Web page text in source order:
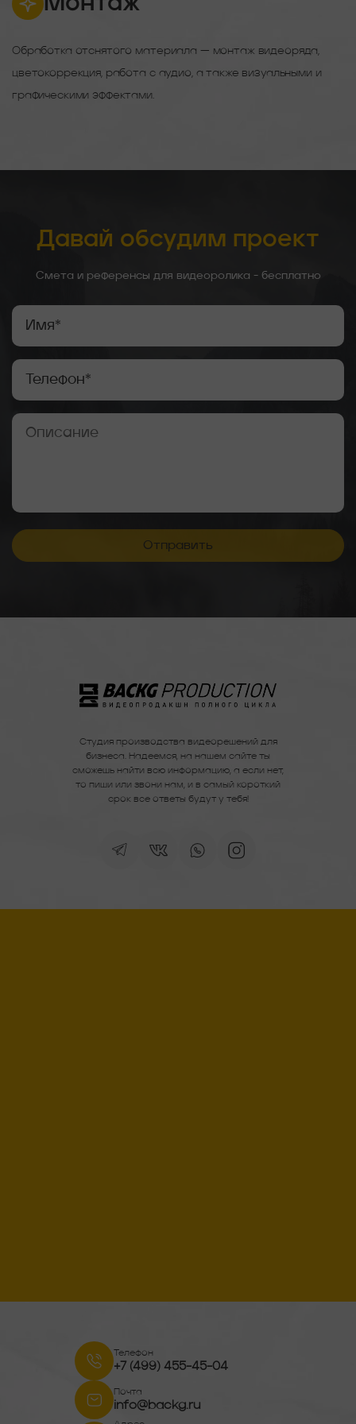
Обработка отснятого материала — монтаж видеоряда,
цветокоррекция, работа с аудио, а также визуальными и
графическими эффектами.
Давай обсудим проект
Смета и референсы для видеоролика - бесплатно
Отправить
Студия производства видеорешений для
бизнеса. Надеемся, на нашем сайте ты
сможешь найти всю информацию, а если нет,
то пиши или звони нам, и в самый короткий
срок все ответы будут у тебя!
Телефон
+7 (499) 455-45-04
Почта
info@backg.ru